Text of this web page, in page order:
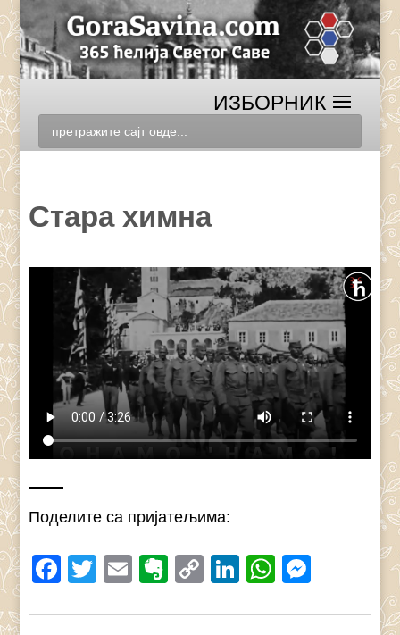
Стара химна
Поделите са пријатељима:
Facebook
Twitter
EmailEvernote
CopyLinkedIn